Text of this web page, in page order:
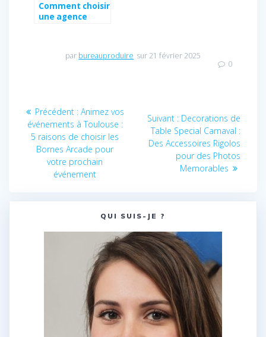
Comment choisir
une agence
par bureauproduire sur 21 février 2025
0
Navigation
de
l’article
Précédent : Article
précédent
:
Animez vos
événements à Toulouse :
5 raisons de choisir les
Bornes Arcade pour
votre prochain
événement
Suivant : Article
suivant
:
Decorations de
Table Special Carnaval :
Des Accessoires Rigolos
pour des Photos
Memorables
QUI SUIS-JE ?